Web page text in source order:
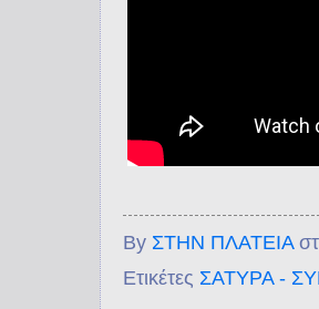
By ΣΤΗΝ ΠΛΑΤΕΙΑ
Ετικέτες ΣΑΤΥΡΑ -